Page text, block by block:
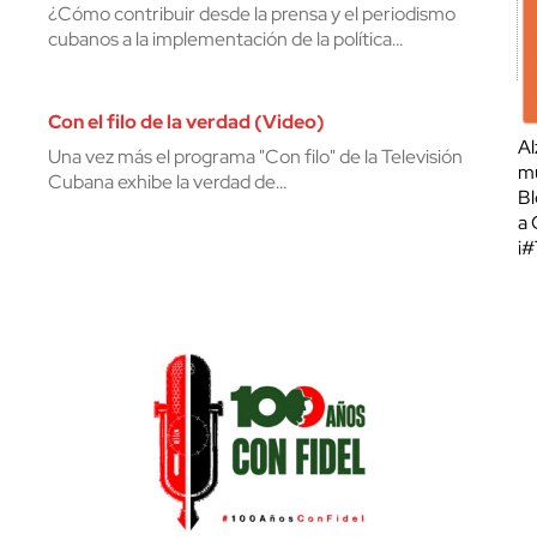
¿Cómo contribuir desde la prensa y el periodismo
cubanos a la implementación de la política…
Con el filo de la verdad (Video)
Una vez más el programa "Con filo" de la Televisión
Cubana exhibe la verdad de…
a